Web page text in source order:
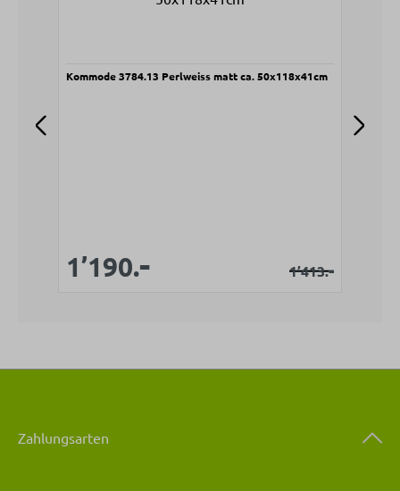
Kommode 3784.13 Perlweiss matt ca. 50x118x41cm
Verkaufspreis:
1’190.- Regulärer
1’413.-
Zahlungsarten